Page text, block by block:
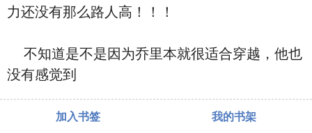
力还没有那么路人高！！！
不知道是不是因为乔里本就很适合穿越，他也
没有感觉到
加入书签 我的书架